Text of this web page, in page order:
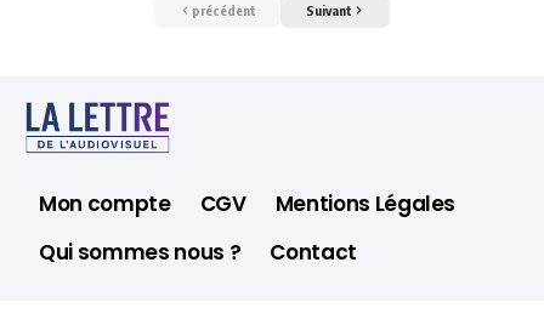
précédent Suivant
Mon compte CGV
Mentions Légales
Qui sommes nous ?
Contact